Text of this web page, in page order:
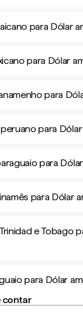
para Dólar
para Dólar
para
para
para
para Dólar
e Tobago
para Dólar
contar